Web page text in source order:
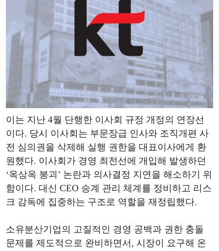
이는 지난 4월 단행한 이사회 규정 개정의 연장선
이다. 당시 이사회는 부문장급 인사와 조직개편 사
전 심의권을 삭제해 실행 권한을 대표이사에게 환
원했다. 이사회가 경영 최전선에 개입해 발생하던
‘옥상옥 붕괴’ 논란과 의사결정 지연을 해소하기 위
함이다. 대신 CEO 승계 관리 체계를 정비하고 리스
크 감독에 집중하는 구조로 역할을 재정립했다.
소유분산기업의 고질적인 경영 공백과 권한 충돌
문제를 제도적으로 완비하면서, 시장이 요구해 온